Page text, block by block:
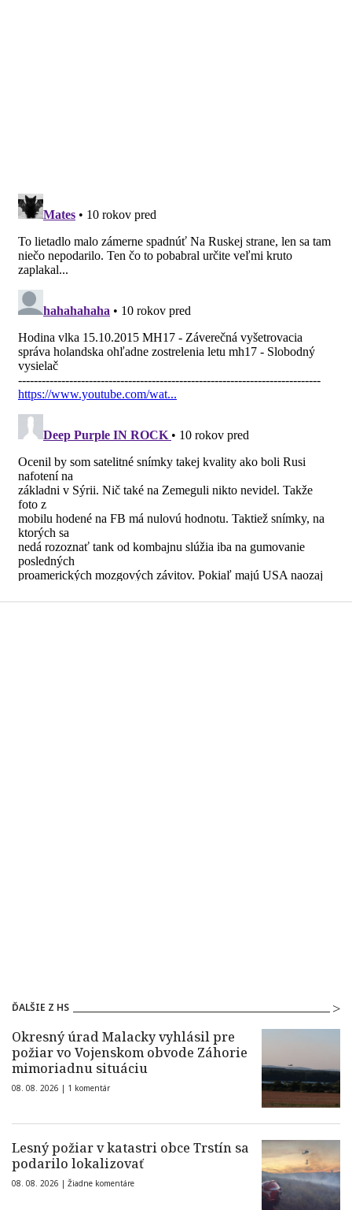
ĎALŠIE Z HS
Okresný úrad Malacky vyhlásil pre
požiar vo Vojenskom obvode Záhorie
mimoriadnu situáciu
08. 08. 2026 | 1 komentár
Lesný požiar v katastri obce Trstín sa
podarilo lokalizovať
08. 08. 2026 | Žiadne komentáre